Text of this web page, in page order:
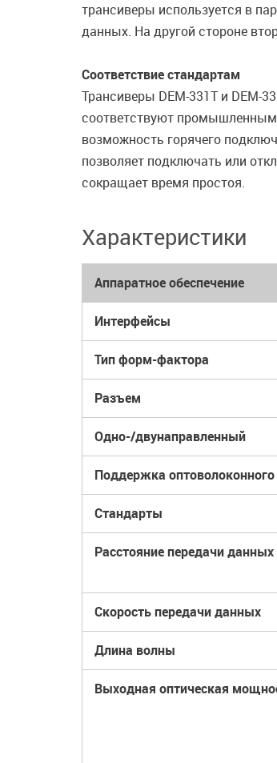
трансиверы используется в
данных. На другой стороне
Соответствие стандартам
Трансиверы DEM-331T и DEM-
соответствуют
возможность горячего
позволяет подключать или
сокращает время простоя.
Характеристики
Аппаратное обеспечение
Интерфейсы
Тип форм-фактора
Разъем
Одно-/двунаправленный
Поддержка оптоволоконного
Стандарты
Расстояние передачи данных
Скорость передачи данных
Длина волны
Выходная оптическая